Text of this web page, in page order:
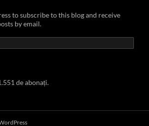
to subscribe to this blog and receive
by email.
de abonați.